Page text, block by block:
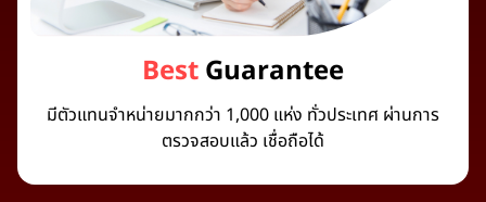
BestGuarantee
มีตัวแทนจำหน่ายมากกว่า 1,000 แห่ง ทั่วประเทศ ผ่านการ
ตรวจสอบแล้ว เชื่อถือได้